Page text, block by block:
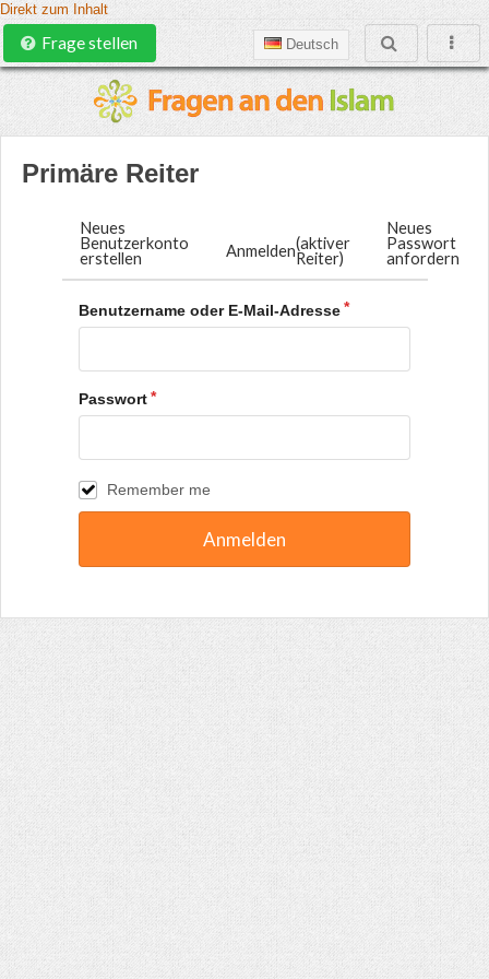
Direkt zum Inhalt
Deutsch
Frage stellen
Primäre Reiter
Neues
Benutzerkonto
erstellen Anmelden(aktiver
Reiter)
Neues
Passwort
anfordern
Benutzername oder E-Mail-Adresse
Passwort
Remember me